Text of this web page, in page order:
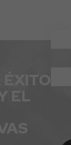
EL